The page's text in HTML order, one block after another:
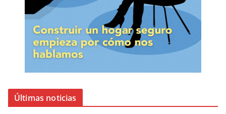
Últimas noticias